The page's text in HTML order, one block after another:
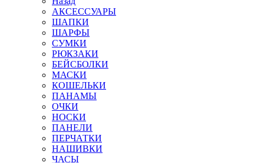
АКСЕССУАРЫ
ШАПКИ
ШАРФЫ
СУМКИ
РЮКЗАКИ
БЕЙСБОЛКИ
МАСКИ
КОШЕЛЬКИ
ПАНАМЫ
ОЧКИ
НОСКИ
ПАНЕЛИ
ПЕРЧАТКИ
НАШИВКИ
ЧАСЫ